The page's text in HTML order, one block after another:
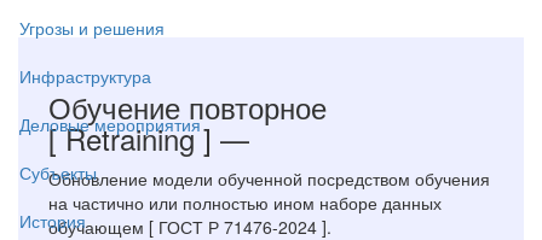
Угрозы и решения
Инфраструктура
Деловые мероприятия
Субъекты
История
Обучение повторное
[ Retraining ] —
Обновление модели обученной посредством обучения
на частично или полностью ином наборе данных
обучающем [ ГОСТ Р 71476-2024 ].